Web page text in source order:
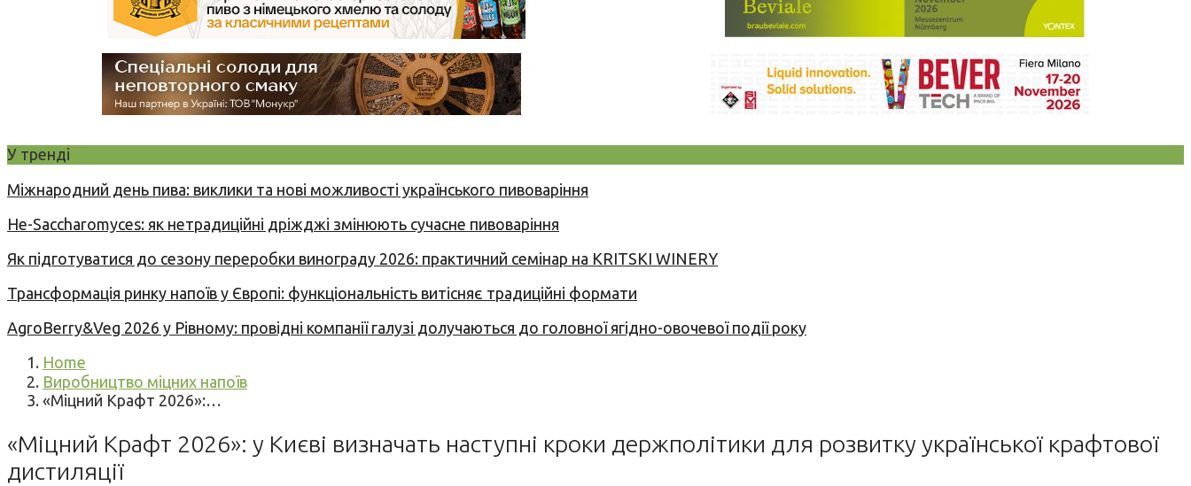
У тренді
Міжнародний день пива: виклики та нові можливості українського пивоваріння
Не-Saccharomyces: як нетрадиційні дріжджі змінюють сучасне пивоваріння
Як підготуватися до сезону переробки винограду 2026: практичний семінар на KRITSKI WINERY
Трансформація ринку напоїв у Європі: функціональність витісняє традиційні формати
AgroBerry&Veg 2026 у Рівному: провідні компанії галузі долучаються до головної ягідно-овочевої події року
Home
Виробництво міцних напоїв
«Міцний Крафт 2026»:…
«Міцний Крафт 2026»: у Києві визначать наступні кроки держполітики для розвитку української крафтової
дистиляції